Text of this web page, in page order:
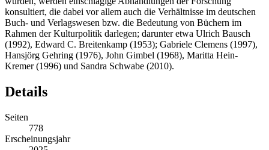
konsultiert, die dabei vor allem auch die Verhältnisse im deutschen
Buch- und Verlagswesen bzw. die Bedeutung von Büchern im
Rahmen der Kulturpolitik darlegen; darunter etwa Ulrich Bausch
(1992), Edward C. Breitenkamp (1953); Gabriele Clemens (1997),
Hansjörg Gehring (1976), John Gimbel (1968), Maritta Hein-
Kremer (1996) und Sandra Schwabe (2010).
Details
Seiten
778
Erscheinungsjahr